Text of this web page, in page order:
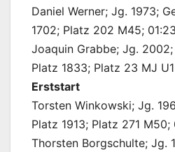
Daniel Werner; Jg. 1973;
1702; Platz 202 M45;
Joaquin Grabbe; Jg. 2002;
Platz 1833; Platz 23 MJ
Erststart
Torsten Winkowski; Jg.
Platz 1913; Platz 271 M50;
Thorsten Borgschulte; Jg.